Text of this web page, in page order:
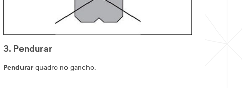
3. Pendurar
Pendurarquadro no gancho.